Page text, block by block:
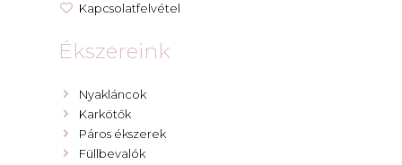
Kapcsolatfelvétel
Ékszereink
Nyakláncok
Karkötők
Páros ékszerek
Füllbevalók